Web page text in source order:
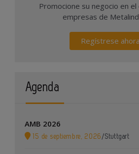
Promocione su negocio en
empresas de
Regístrese ahora
Agenda
AMB 2026
15 de septiembre, 2026 /Stuttgart